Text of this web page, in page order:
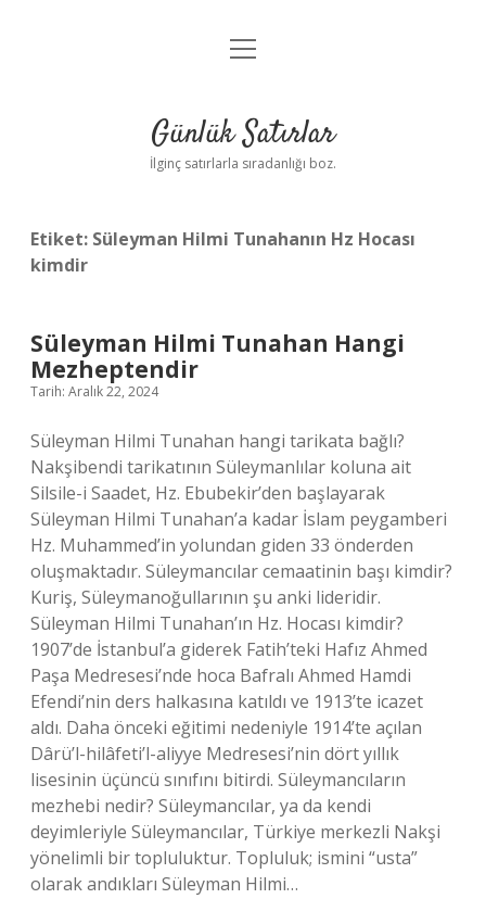
Anasayfa
Yasal Uyarı
menüyü
Günlük Satırlar
İlginç satırlarla sıradanlığı boz.
Etiket: Süleyman Hilmi Tunahanın Hz Hocası
kimdir
Süleyman Hilmi Tunahan Hangi
Mezheptendir
Tarih: Aralık 22, 2024
Süleyman Hilmi Tunahan hangi tarikata bağlı?
Nakşibendi tarikatının Süleymanlılar koluna ait
Silsile-i Saadet, Hz. Ebubekir’den başlayarak
Süleyman Hilmi Tunahan’a kadar İslam peygamberi
Hz. Muhammed’in yolundan giden 33 önderden
oluşmaktadır. Süleymancılar cemaatinin başı kimdir?
Kuriş, Süleymanoğullarının şu anki lideridir.
Süleyman Hilmi Tunahan’ın Hz. Hocası kimdir?
1907’de İstanbul’a giderek Fatih’teki Hafız Ahmed
Paşa Medresesi’nde hoca Bafralı Ahmed Hamdi
Efendi’nin ders halkasına katıldı ve 1913’te icazet
aldı. Daha önceki eğitimi nedeniyle 1914’te açılan
Dârü’l-hilâfeti’l-aliyye Medresesi’nin dört yıllık
lisesinin üçüncü sınıfını bitirdi. Süleymancıların
mezhebi nedir? Süleymancılar, ya da kendi
deyimleriyle Süleymancılar, Türkiye merkezli Nakşi
yönelimli bir topluluktur. Topluluk; ismini “usta”
olarak andıkları Süleyman Hilmi…